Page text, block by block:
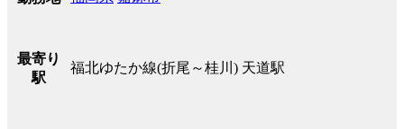
最寄り
駅
福北ゆたか線(折尾～桂川) 天道駅